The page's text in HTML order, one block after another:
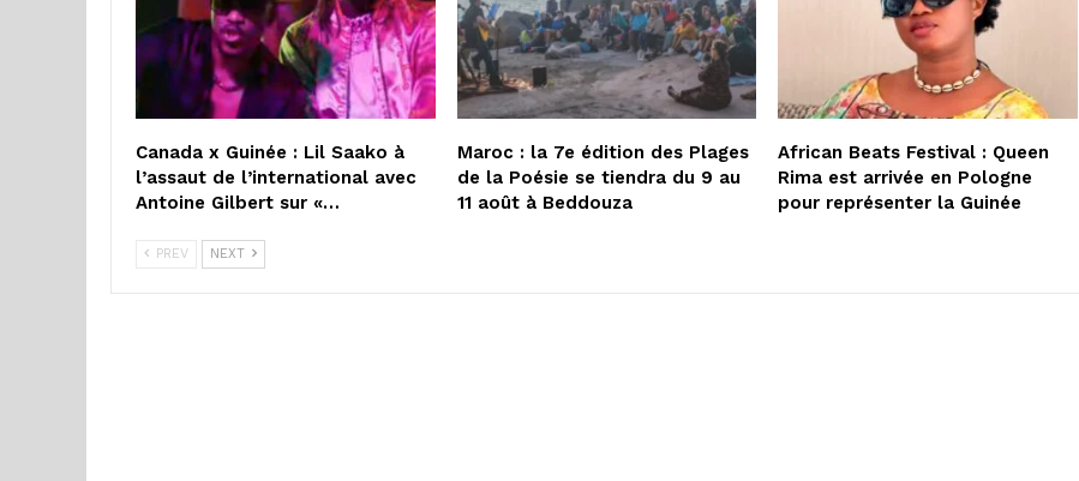
Canada x Guinée : Lil Saako à
l’assaut de l’international avec
Antoine Gilbert sur «…
Maroc : la 7e édition des Plages
de la Poésie se tiendra du 9 au
11 août à Beddouza
African Beats Festival : Queen
Rima est arrivée en Pologne
pour représenter la Guinée
PREV NEXT